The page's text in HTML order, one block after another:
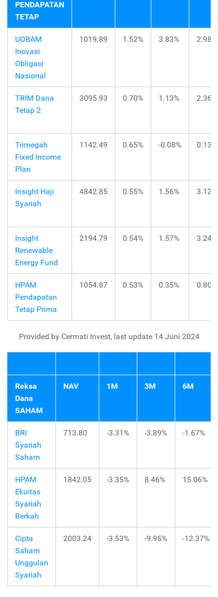
PENDAPATAN
TETAP
UOBAM
Inovasi
Obligasi
Nasional
1019.89 1.52% 3.83% 2.98%
TRIM Dana
Tetap 2
3095.93 0.70% 1.13% 2.36%
Trimegah
Fixed Income
Plan
1142.49 0.65% -0.08% 0.13%
Insight Haji
Syariah
4842.85 0.55% 1.56% 3.12%
Insight
Renewable
Energy Fund
2194.79 0.54% 1.57% 3.24%
HPAM
Pendapatan
Tetap Prima
1054.87 0.53% 0.35% 0.80%
Provided by Cermati Invest, last update 14 Juni 2024
Reksa
Dana
SAHAM
NAV 1M 3M 6M
BRI
Syariah
Saham
713.80 -3.31% -3.89% -1.67%
HPAM
Ekuitas
Syariah
Berkah
1842.05 -3.35% 8.46% 15.06%
Cipta
Saham
Unggulan
Syariah
2003.24 -3.53% -9.95% -12.37%